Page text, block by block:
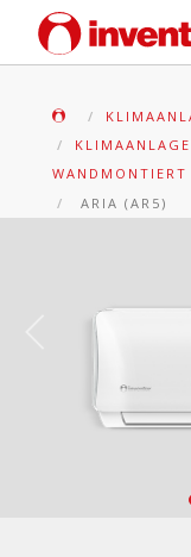
Blog
Kontakt
SUCHE
WANDMONTIERT
ARIA (AR5)